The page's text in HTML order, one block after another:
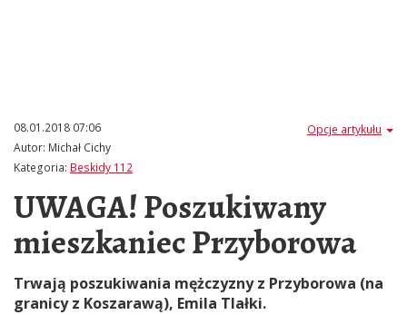
Opcje artykułu
08.01.2018 07:06
Autor: Michał Cichy
Kategoria: Beskidy 112
UWAGA! Poszukiwany
mieszkaniec Przyborowa
Trwają poszukiwania mężczyzny z Przyborowa (na
granicy z Koszarawą), Emila Tlałki.